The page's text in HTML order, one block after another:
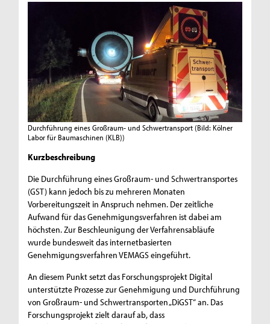
Durchführung eines Großraum- und Schwertransport (Bild: Kölner
Labor für Baumaschinen (KLB))
Kurzbeschreibung
Die Durchführung eines Großraum- und Schwertransportes
(GST) kann jedoch bis zu mehreren Monaten
Vorbereitungszeit in Anspruch nehmen. Der zeitliche
Aufwand für das Genehmigungsverfahren ist dabei am
höchsten. Zur Beschleunigung der Verfahrensabläufe
wurde bundesweit das internetbasierten
Genehmigungsverfahren VEMAGS eingeführt.
An diesem Punkt setzt das Forschungsprojekt Digital
unterstützte Prozesse zur Genehmigung und Durchführung
von Großraum- und Schwertransporten „DiGST“ an. Das
Forschungsprojekt zielt darauf ab, dass